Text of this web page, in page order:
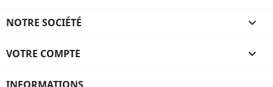
NOTRE SOCIÉTÉ 
VOTRE COMPTE 